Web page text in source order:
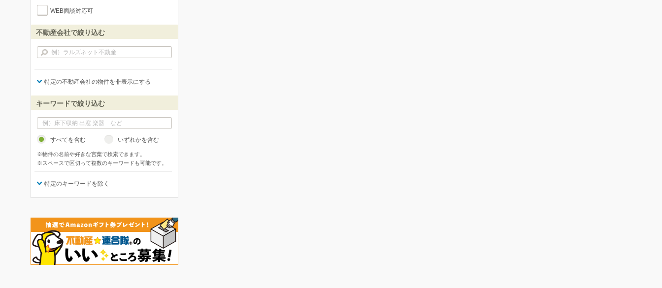
WEB面談対応可
不動産会社で絞り込む
特定の不動産会社の物件を非表示にする
キーワードで絞り込む
すべてを含む いずれかを含む
※物件の名前や好きな言葉で検索できます。
※スペースで区切って複数のキーワードも可能です。
特定のキーワードを除く